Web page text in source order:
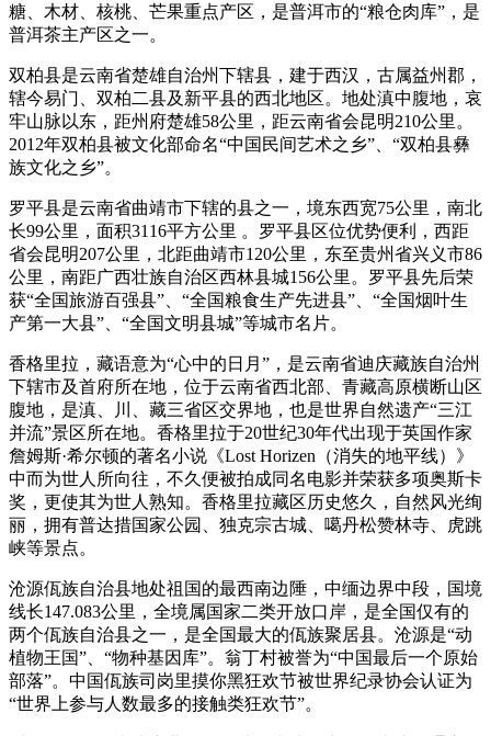
糖、木材、核桃、芒果重点产区，是普洱市的“粮仓肉库”，是
普洱茶主产区之一。
双柏县是云南省楚雄自治州下辖县，建于西汉，古属益州郡，
辖今易门、双柏二县及新平县的西北地区。地处滇中腹地，哀
牢山脉以东，距州府楚雄58公里，距云南省会昆明210公里。
2012年双柏县被文化部命名“中国民间艺术之乡”、“双柏县彝
族文化之乡”。
罗平县是云南省曲靖市下辖的县之一，境东西宽75公里，南北
长99公里，面积3116平方公里 。罗平县区位优势便利，西距
省会昆明207公里，北距曲靖市120公里，东至贵州省兴义市86
公里，南距广西壮族自治区西林县城156公里。罗平县先后荣
获“全国旅游百强县”、“全国粮食生产先进县”、“全国烟叶生
产第一大县”、“全国文明县城”等城市名片。
香格里拉，藏语意为“心中的日月”，是云南省迪庆藏族自治州
下辖市及首府所在地，位于云南省西北部、青藏高原横断山区
腹地，是滇、川、藏三省区交界地，也是世界自然遗产“三江
并流”景区所在地。香格里拉于20世纪30年代出现于英国作家
詹姆斯·希尔顿的著名小说《Lost Horizen（消失的地平线）》
中而为世人所向往，不久便被拍成同名电影并荣获多项奥斯卡
奖，更使其为世人熟知。香格里拉藏区历史悠久，自然风光绚
丽，拥有普达措国家公园、独克宗古城、噶丹松赞林寺、虎跳
峡等景点。
沧源佤族自治县地处祖国的最西南边陲，中缅边界中段，国境
线长147.083公里，全境属国家二类开放口岸，是全国仅有的
两个佤族自治县之一，是全国最大的佤族聚居县。沧源是“动
植物王国”、“物种基因库”。翁丁村被誉为“中国最后一个原始
部落”。中国佤族司岗里摸你黑狂欢节被世界纪录协会认证为
“世界上参与人数最多的接触类狂欢节”。